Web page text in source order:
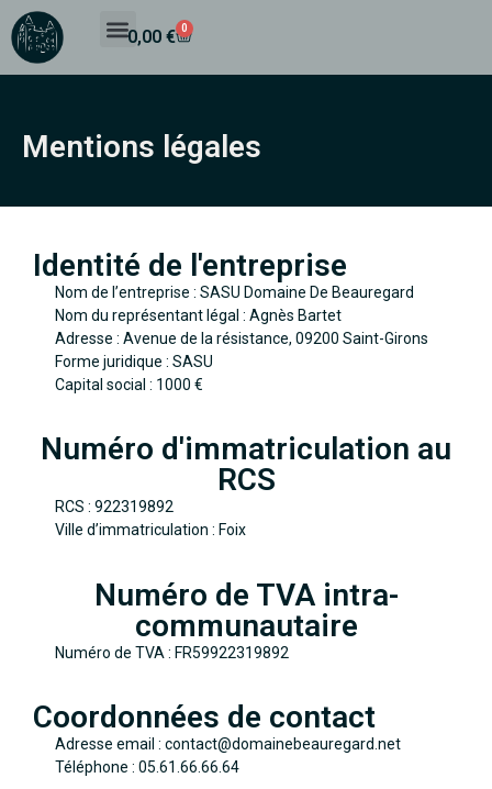
0,00 € 0
Mentions légales
Identité de l'entreprise
Nom de l’entreprise : SASU Domaine De Beauregard
Nom du représentant légal : Agnès Bartet
Adresse : Avenue de la résistance, 09200 Saint-Girons
Forme juridique : SASU
Capital social : 1000 €
Numéro d'immatriculation au
RCS
RCS : 922319892
Ville d’immatriculation : Foix
Numéro de TVA intra-
communautaire
Numéro de TVA : FR59922319892
Coordonnées de contact
Adresse email : contact@domainebeauregard.net
Téléphone : 05.61.66.66.64